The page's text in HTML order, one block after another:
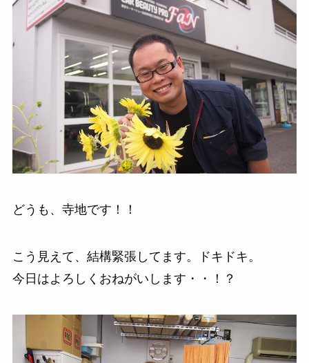
どうも、寺地です！！
こう見えて、結構緊張してます。ドキドキ。
今日はよろしくおねがいします・・！？